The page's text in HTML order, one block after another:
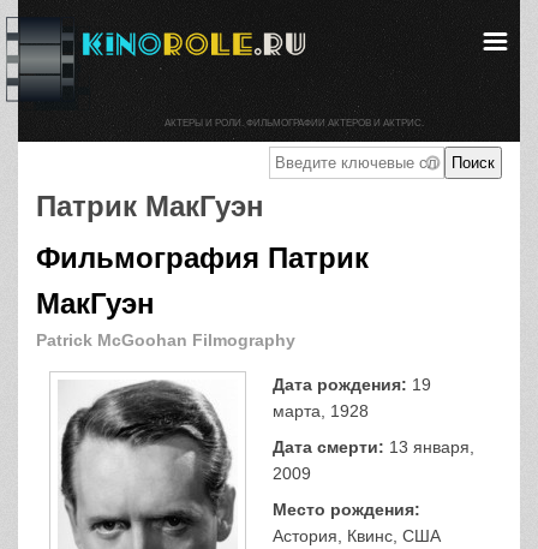
Патрик МакГуэн
Фильмография Патрик
МакГуэн
Patrick McGoohan Filmography
Дата рождения: 19
марта, 1928
Дата смерти: 13 января,
2009
Место рождения:
Астория, Квинс, США
АКТЕРЫ И РОЛИ. ФИЛЬМОГРАФИИ АКТЕРОВ И АКТРИС.